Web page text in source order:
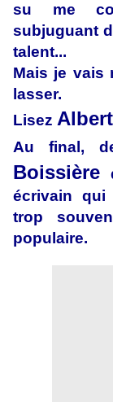
su me
subjuguant
talent...
Mais je vais
lasser.
Lisez
Au final,
Boissière
écrivain qui
trop
populaire.